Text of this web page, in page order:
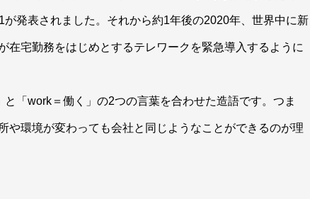
発表されました。それから約1年後の2020年、世界中に新
在宅勤務をはじめとするテレワークを緊急導入するように
「work＝働く」の2つの言葉を合わせた造語です。つま
や環境が変わっても会社と同じようなことができるのが理